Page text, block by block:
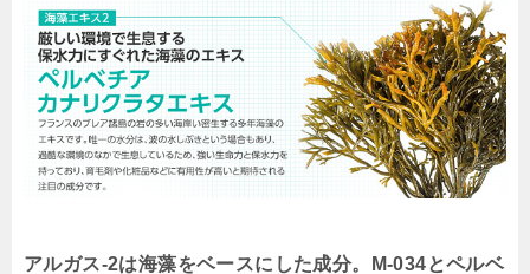
アルガス-2は海藻をベースにした成分。M-034とペルベ